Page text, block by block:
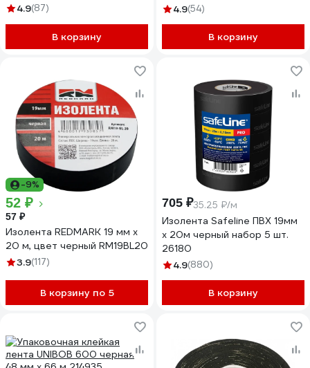
4.9(87)
В корзину
4.9(54)
В корзину
-9%
52 ₽
57 ₽
Изолента REDMARK 19 мм х
20 м, цвет черный RM19BL20
3.9(117)
В корзину по 5
705 ₽35.25 ₽/м
Изолента Safeline ПВХ 19мм
х 20м черный набор 5 шт.
26180
4.9(880)
В корзину